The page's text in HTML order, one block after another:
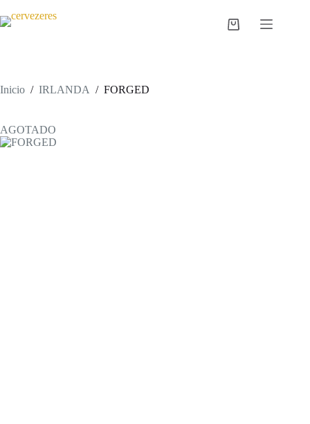
al
contenido
Carro
Inicio / IRLANDA / FORGED
AGOTADO